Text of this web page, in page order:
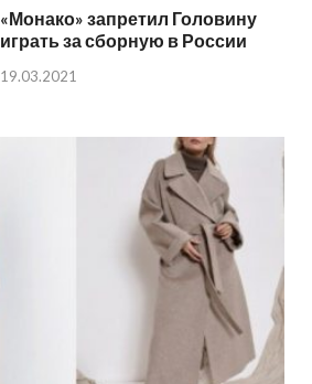
«Монако» запретил Головину
играть за сборную в России
19.03.2021